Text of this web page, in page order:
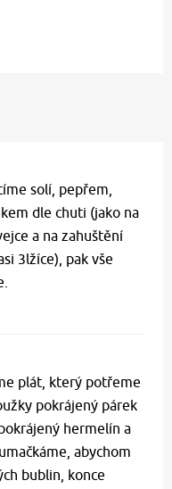
solí, pepřem,
dle chuti (jako na
a na zahuštění
3lžíce), pak vše
plát, který potřeme
pokrájený párek
hermelín a
abychom
bublin, konce